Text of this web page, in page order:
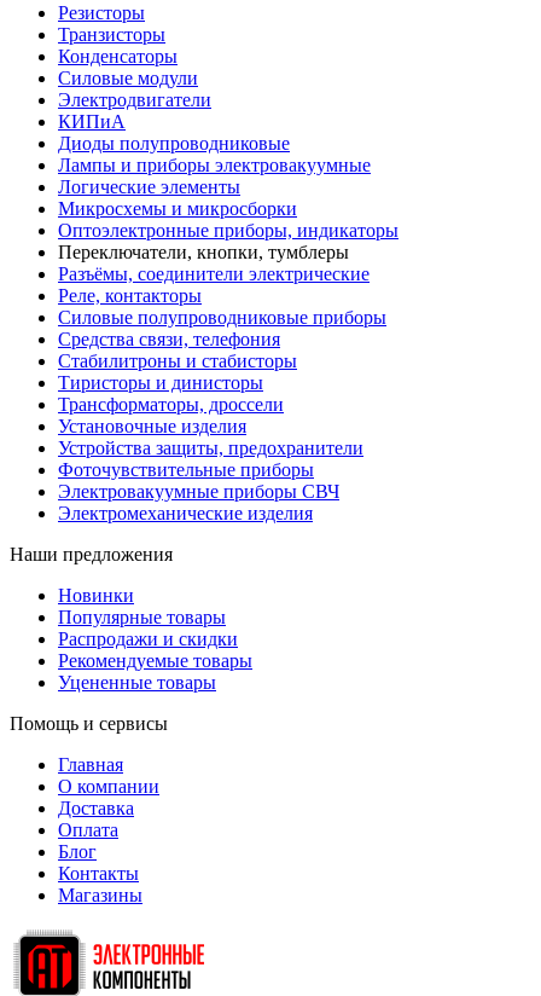
Резисторы
Транзисторы
Конденсаторы
Силовые модули
Электродвигатели
КИПиА
Диоды полупроводниковые
Лампы и приборы электровакуумные
Логические элементы
Микросхемы и микросборки
Оптоэлектронные приборы, индикаторы
Переключатели, кнопки, тумблеры
Разъёмы, соединители электрические
Реле, контакторы
Силовые полупроводниковые приборы
Средства связи, телефония
Стабилитроны и стабисторы
Тиристоры и динисторы
Трансформаторы, дроссели
Установочные изделия
Устройства защиты, предохранители
Фоточувствительные приборы
Электровакуумные приборы СВЧ
Электромеханические изделия
Наши предложения
Новинки
Популярные товары
Распродажи и скидки
Рекомендуемые товары
Уцененные товары
Помощь и сервисы
Главная
О компании
Доставка
Оплата
Блог
Контакты
Магазины